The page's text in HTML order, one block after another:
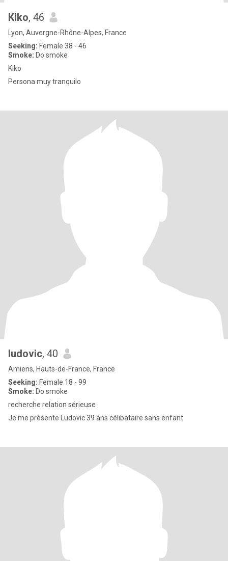
Kiko, 46
Lyon, Auvergne-Rhône-Alpes, France
Seeking: Female 38 - 46
Smoke: Do smoke
Kiko
Persona muy tranquilo
ludovic, 40
Amiens, Hauts-de-France, France
Seeking: Female 18 - 99
Smoke: Do smoke
recherche relation sérieuse
Je me présente Ludovic 39 ans célibataire sans enfant